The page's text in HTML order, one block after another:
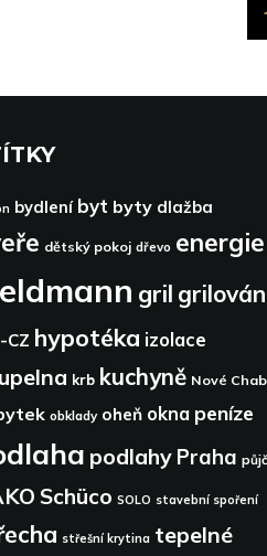
bydlení byt byty dlažba
dětský pokoj dřevo energie
gril
CZ hypotéka izolace
krb kuchyně Nové
obklady oheň okna peníze
podlahy Praha
Schüco SOLO stavební spoření
střešní krytina tepelné